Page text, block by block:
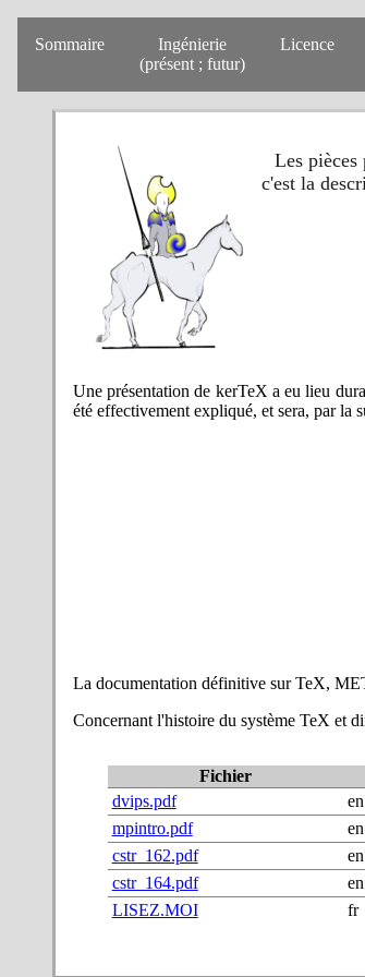
Sommaire
Ingénierie
(présent ; futur)
Licence
Les
c'est la
Une présentation de kerTeX a eu lieu
été effectivement expliqué, et sera, par la
La documentation définitive sur TeX,
Concernant l'histoire du système TeX et
Fichier
dvips.pdf
en
mpintro.pdf
en
cstr_162.pdf
en
cstr_164.pdf
en
LISEZ.MOI
fr